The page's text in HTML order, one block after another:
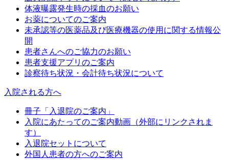
体液曝露発生時の採血のお願い
お薬についてのご案内
未承認等の医薬品及び医療機器の使用に関する情報公
開
患者さんへのご協力のお願い
患者支援アプリのご案内
診察待ち状況・会計待ち状況について
入院される方へ
冊子「入退院のご案内」
入院にあたってのご案内動画（外部にリンクされま
す）
入退院セットについて
外国人患者の方へのご案内